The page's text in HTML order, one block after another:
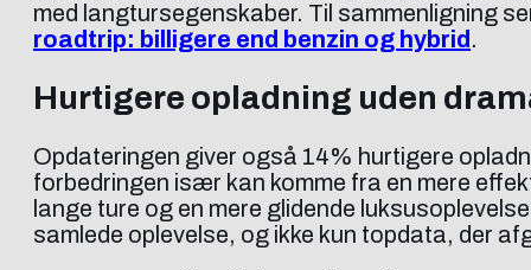
med langtursegenskaber. Til sammenligning
roadtrip: billigere end benzin og hybrid .
Hurtigere opladning uden
Opdateringen giver også 14% hurtigere
forbedringen især kan komme fra en mere
lange ture og en mere glidende
samlede oplevelse, og ikke kun topdata, der